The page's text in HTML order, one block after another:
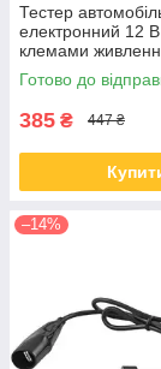
Тестер
електронний 12 В
клемами
Готово до
385 ₴ 447 ₴
–14%